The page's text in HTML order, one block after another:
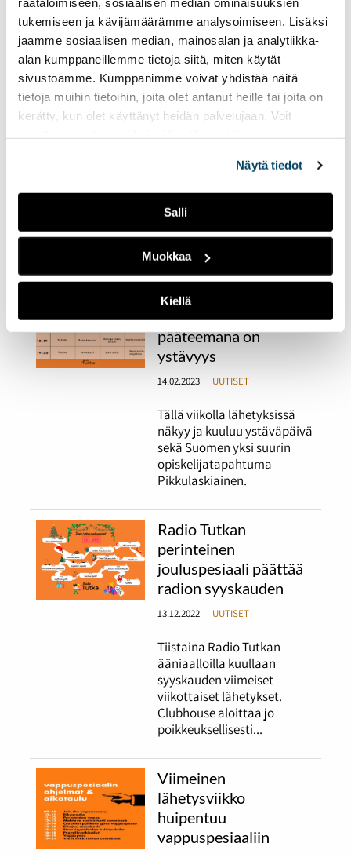
tukemiseen ja kävijämäärämme analysoimiseen. Lisäksi
jaamme sosiaalisen median, mainosalan ja analytiikka-
alan kumppaneillemme tietoja siitä, miten käytät
sivustoamme. Kumppanimme voivat yhdistää näitä
tietoja muihin tietoihin, joita olet antanut heille tai joita on
kerätty, kun olet käyttänyt heidän palvelujaan. Voit
Näytä tiedot
Salli
Muokkaa
Kiellä
ei aio menettää kokemusta,
vaikka sää ei suosisi ulkona
oleskelua.
Radio Tutkan viimeisen
kokonaisen
lähetysviikon kruunaa
Miisa Grekovin vierailu
Radio Tutkan kevätkautta
on jäljellä enää kaksi
viikkoa.
Radio Tutkan toisella
lähetysviikolla
pääteemana on
ystävyys
14.02.2023 UUTISET
Tällä viikolla lähetyksissä
näkyy ja kuuluu ystäväpäivä
sekä Suomen yksi suurin
opiskelijatapahtuma
Pikkulaskiainen.
Radio Tutkan
perinteinen
jouluspesiaali päättää
radion syyskauden
13.12.2022 UUTISET
Tiistaina Radio Tutkan
ääniaalloilla kuullaan
syyskauden viimeiset
viikottaiset lähetykset.
Clubhouse aloittaa jo
poikkeuksellisesti...
Viimeinen
lähetysviikko
huipentuu
vappuspesiaaliin